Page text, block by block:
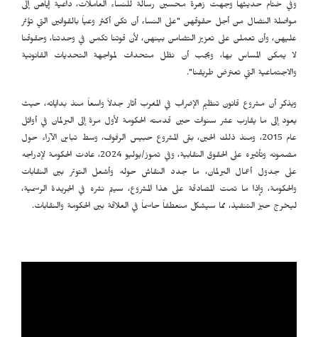
وفي ختام حديثها وجهت زهرة محسين رسالة للنساء العاملات، داعية إياهن إلى
مواصلة النضال من أجل حقوقهن "على النساء أن تكن أكثر وعياً بالقوانين التي تؤثر
عليهن، وأن تعملن على تعزيز التضامن بينهن، لأن قوتنا تكمن في وحدتنا، وحقوقنا
لا يمكن المساس بها، ويجب أن نظل متحدات لمواجهة التحديات القانونية
والاجتماعية التي تعترض طريقنا".
ويذكر أن مشروع قانون تنظيم الإضراب في المغرب أثار جدلاً واسعاً منذ بداياته، حيث
يعود إلى ما يقارب عشر سنوات حين قدمته الحكومة لأول مرة إلى البرلمان في أوائل
عام 2015، ومنذ ذلك الحين، بقى المشروع حبيس الرفوف، وسط تباين الآراء حول
مضمونه وتأثيره على الحقوق النقابية، وفي تموز/يوليو 2024، عادت الحكومة لإدراجه
على جدول أعمال البرلمان، ما جدد النقاش حوله وأشعل التوتر بين النقابات
والحكومة، وإذا ما تمت المصادقة على هذا المشروع، سيتم نشره في الجريدة الرسمية،
ليخرج حيز التنفيذ، مما سيشكل منعطفاً حاسماً في العلاقة بين الحكومة والنقابات.